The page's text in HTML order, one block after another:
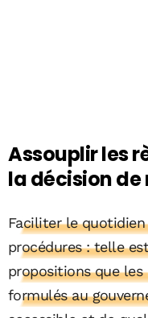
Assouplir les
la décision de
Faciliter le
procédures : telle
propositions que les
formulés au